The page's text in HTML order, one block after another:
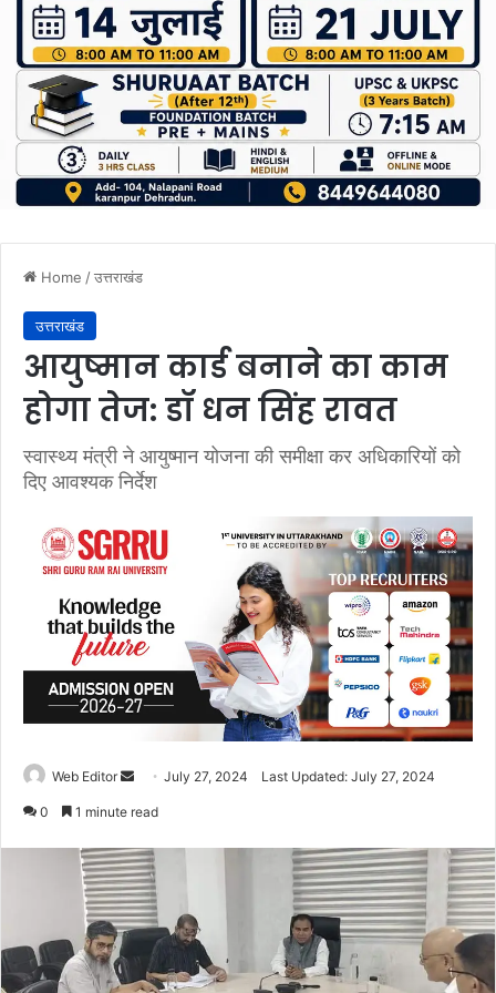
Home /उत्तराखंड
उत्तराखंड
आयुष्मान कार्ड बनाने का काम
होगा तेज: डॉ धन सिंह रावत
स्वास्थ्य मंत्री ने आयुष्मान योजना की समीक्षा कर अधिकारियों को
दिए आवश्यक निर्देश
Web Editor
d
a
n
e
m
a
July 27, 2024 Last Updated: July 27, 2024
0 1 minute read